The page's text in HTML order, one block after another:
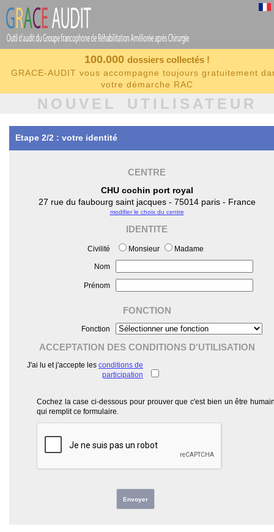
100.000 dossiers collectés !
GRACE-AUDIT vous accompagne toujours gratuitement
votre démarche RAC
NOUVEL UTILISATEUR
Etape 2/2 : votre identité
CENTRE
CHU cochin port royal
27 rue du faubourg saint jacques - 75014 paris - France
modifier le choix du centre
IDENTITE
Civilité Monsieur Madame
Nom
Prénom
FONCTION
Fonction
ACCEPTATION DES CONDITIONS D'UTILISATION
J'ai lu et j'accepte les conditions de
participation
Cochez la case ci-dessous pour prouver que c'est bien un être
qui remplit ce formulaire.
Envoyer